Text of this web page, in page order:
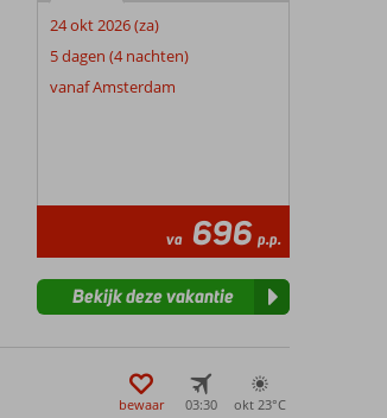
24 okt 2026 (za)
5 dagen (4 nachten)
vanaf Amsterdam
va 696 p.p.
Bekijk deze vakantie
bewaar 03:30 okt 23°C